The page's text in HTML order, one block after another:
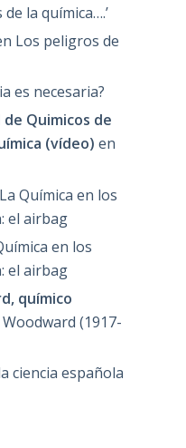
la química….’
Los peligros de
es necesaria?
Quimicos de
(vídeo) en
La Química en los
el airbag
en los
el airbag
químico
(1917-
ciencia española